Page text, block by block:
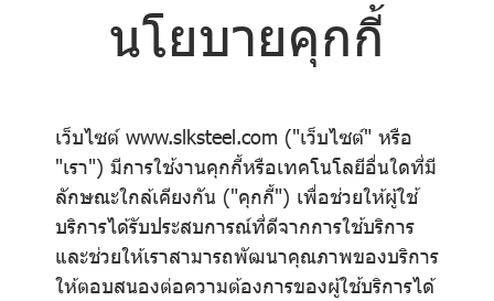
นโยบายคุกกี้
เว็บไซต์ www.slksteel.com ("เว็บไซต์" หรือ
"เรา") มีการใช้งานคุกกี้หรือเทคโนโลยีอื่นใดที่มี
ลักษณะใกล้เคียงกัน ("คุกกี้") เพื่อช่วยให้ผู้ใช้
บริการได้รับประสบการณ์ที่ดีจากการใช้บริการ
และช่วยให้เราสามารถพัฒนาคุณภาพของบริการ
ให้ตอบสนองต่อความต้องการของผู้ใช้บริการได้